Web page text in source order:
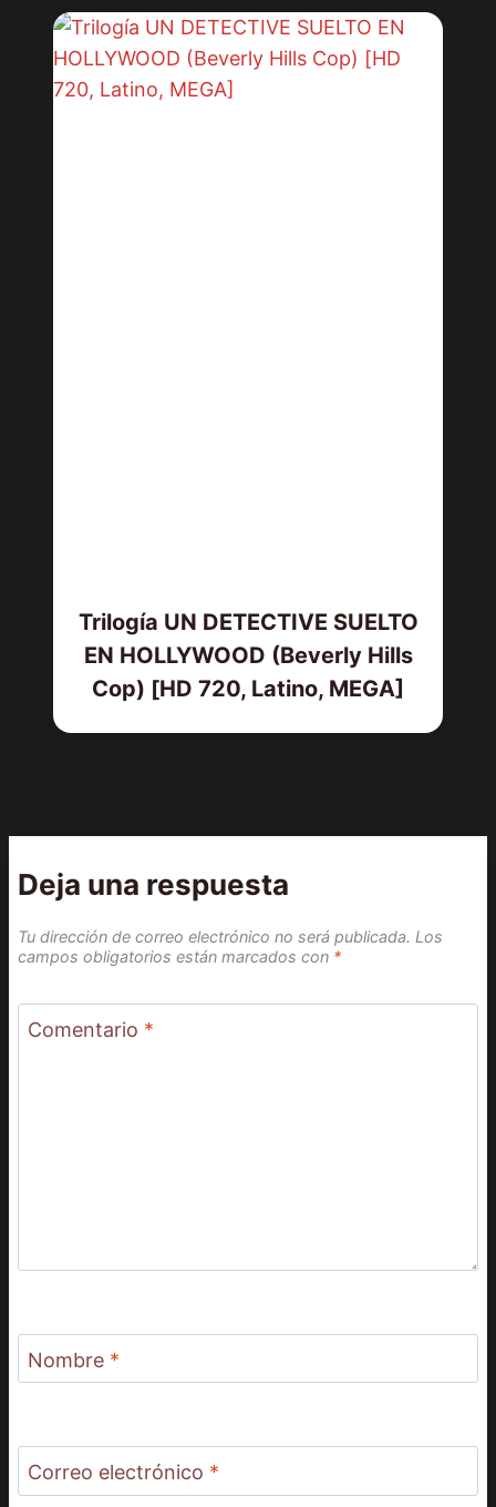
Trilogía UN DETECTIVE SUELTO
EN HOLLYWOOD (Beverly Hills
Cop) [HD 720, Latino, MEGA]
Deja una respuesta
Tu dirección de correo electrónico no será publicada. Los
campos obligatorios están marcados con *
Comentario *
Nombre *
Correo electrónico *